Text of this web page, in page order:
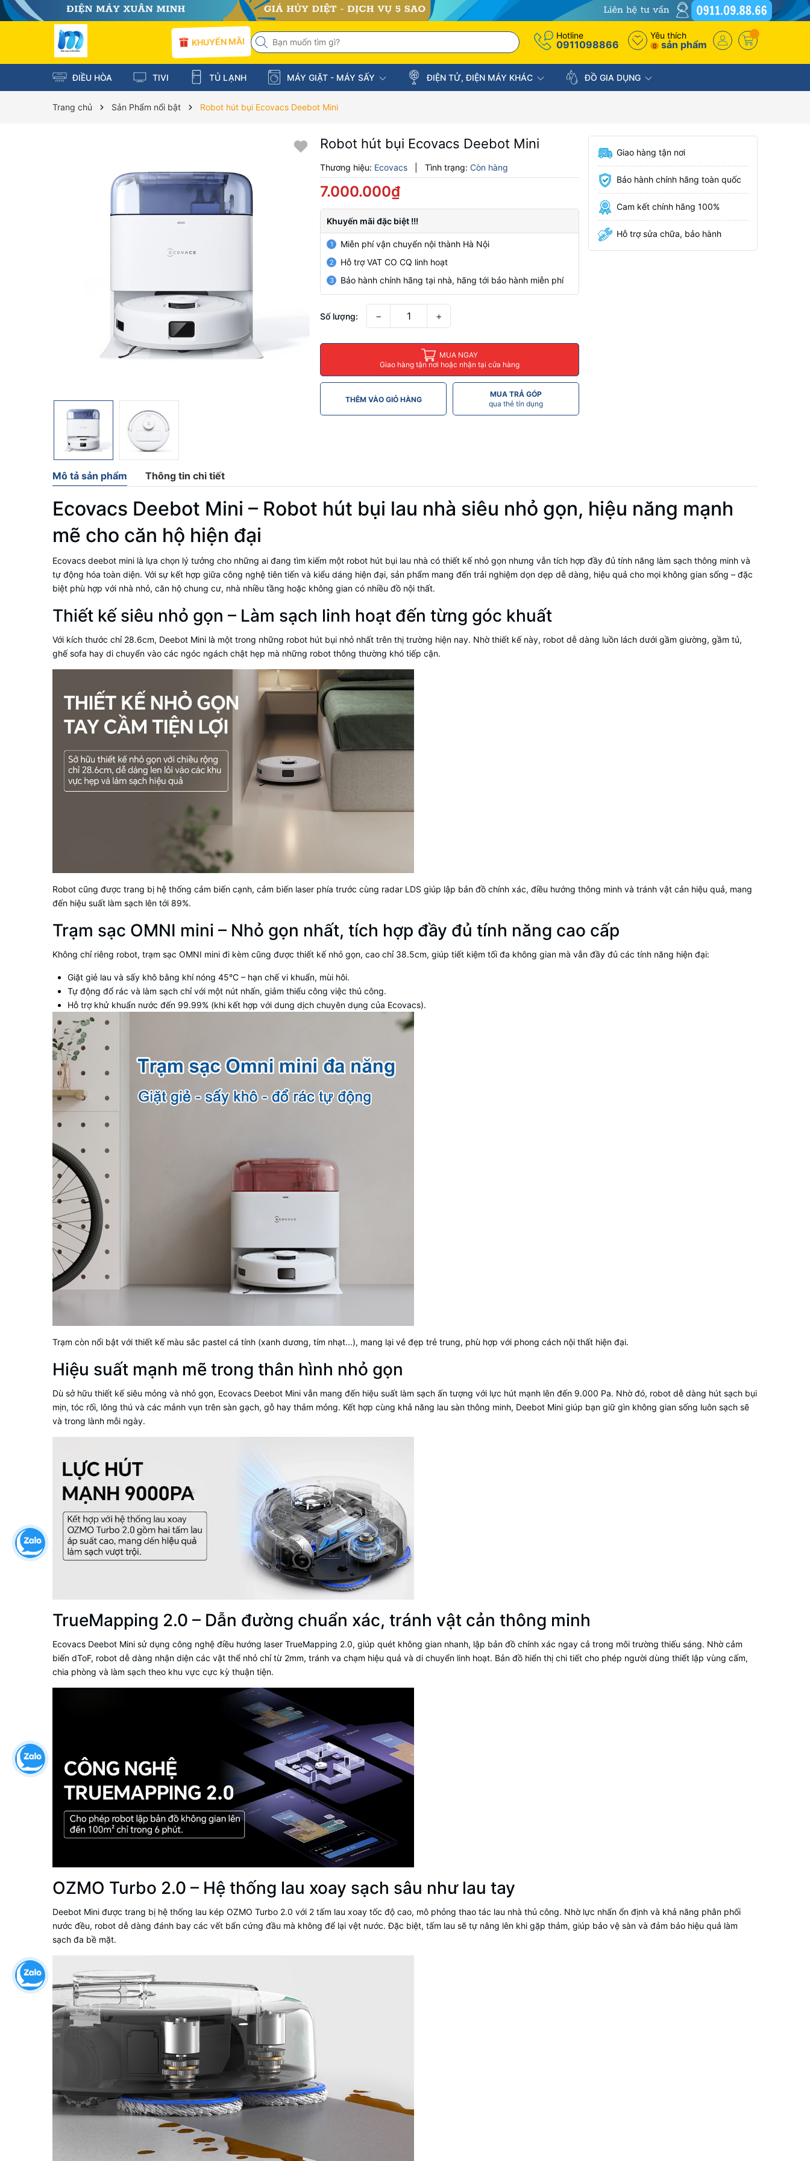
KHUYẾN MÃI
Hotline
0911098866
Yêu thích
0 sản phẩm
ĐIỀU HÒA TIVI TỦ LẠNH MÁY GIẶT - MÁY SẤY ĐIỆN TỬ, ĐIỆN MÁY KHÁC ĐỒ GIA DỤNG
Trang chủ Sản Phẩm nổi bật Robot hút bụi Ecovacs Deebot Mini
Robot hút bụi Ecovacs Deebot Mini
Thương hiệu: Ecovacs Tình trạng: Còn hàng
7.000.000₫
Khuyến mãi đặc biệt !!!
1 Miễn phí vận chuyển nội thành Hà Nội
2 Hỗ trợ VAT CO CQ linh hoạt
3 Bảo hành chính hãng tại nhà, hãng tới bảo hành miễn phí
Số lượng: − +
MUA NGAY
Giao hàng tận nơi hoặc nhận tại cửa hàng
THÊM VÀO GIỎ HÀNG
MUA TRẢ GÓP
qua thẻ tín dụng
Giao hàng tận nơi
Bảo hành chính hãng toàn quốc
Cam kết chính hãng 100%
Hỗ trợ sửa chữa, bảo hành
Mô tả sản phẩm Thông tin chi tiết
Ecovacs Deebot Mini – Robot hút bụi lau nhà siêu nhỏ gọn, hiệu năng mạnh
mẽ cho căn hộ hiện đại
Ecovacs deebot mini là lựa chọn lý tưởng cho những ai đang tìm kiếm một robot hút bụi lau nhà có thiết kế nhỏ gọn nhưng vẫn tích hợp đầy đủ tính năng làm sạch thông minh và
tự động hóa toàn diện. Với sự kết hợp giữa công nghệ tiên tiến và kiểu dáng hiện đại, sản phẩm mang đến trải nghiệm dọn dẹp dễ dàng, hiệu quả cho mọi không gian sống – đặc
biệt phù hợp với nhà nhỏ, căn hộ chung cư, nhà nhiều tầng hoặc không gian có nhiều đồ nội thất.
Thiết kế siêu nhỏ gọn – Làm sạch linh hoạt đến từng góc khuất
Với kích thước chỉ 28.6cm, Deebot Mini là một trong những robot hút bụi nhỏ nhất trên thị trường hiện nay. Nhờ thiết kế này, robot dễ dàng luồn lách dưới gầm giường, gầm tủ,
ghế sofa hay di chuyển vào các ngóc ngách chật hẹp mà những robot thông thường khó tiếp cận.
Robot cũng được trang bị hệ thống cảm biến cạnh, cảm biến laser phía trước cùng radar LDS giúp lập bản đồ chính xác, điều hướng thông minh và tránh vật cản hiệu quả, mang
đến hiệu suất làm sạch lên tới 89%.
Trạm sạc OMNI mini – Nhỏ gọn nhất, tích hợp đầy đủ tính năng cao cấp
Không chỉ riêng robot, trạm sạc OMNI mini đi kèm cũng được thiết kế nhỏ gọn, cao chỉ 38.5cm, giúp tiết kiệm tối đa không gian mà vẫn đầy đủ các tính năng hiện đại:
Giặt giẻ lau và sấy khô bằng khí nóng 45°C – hạn chế vi khuẩn, mùi hôi.
Tự động đổ rác và làm sạch chỉ với một nút nhấn, giảm thiểu công việc thủ công.
Hỗ trợ khử khuẩn nước đến 99.99% (khi kết hợp với dung dịch chuyên dụng của Ecovacs).
Trạm còn nổi bật với thiết kế màu sắc pastel cá tính (xanh dương, tím nhạt...), mang lại vẻ đẹp trẻ trung, phù hợp với phong cách nội thất hiện đại.
Hiệu suất mạnh mẽ trong thân hình nhỏ gọn
Dù sở hữu thiết kế siêu mỏng và nhỏ gọn, Ecovacs Deebot Mini vẫn mang đến hiệu suất làm sạch ấn tượng với lực hút mạnh lên đến 9.000 Pa. Nhờ đó, robot dễ dàng hút sạch bụi
mịn, tóc rối, lông thú và các mảnh vụn trên sàn gạch, gỗ hay thảm mỏng. Kết hợp cùng khả năng lau sàn thông minh, Deebot Mini giúp bạn giữ gìn không gian sống luôn sạch sẽ
và trong lành mỗi ngày.
TrueMapping 2.0 – Dẫn đường chuẩn xác, tránh vật cản thông minh
Ecovacs Deebot Mini sử dụng công nghệ điều hướng laser TrueMapping 2.0, giúp quét không gian nhanh, lập bản đồ chính xác ngay cả trong môi trường thiếu sáng. Nhờ cảm
biến dToF, robot dễ dàng nhận diện các vật thể nhỏ chỉ từ 2mm, tránh va chạm hiệu quả và di chuyển linh hoạt. Bản đồ hiển thị chi tiết cho phép người dùng thiết lập vùng cấm,
chia phòng và làm sạch theo khu vực cực kỳ thuận tiện.
OZMO Turbo 2.0 – Hệ thống lau xoay sạch sâu như lau tay
Deebot Mini được trang bị hệ thống lau kép OZMO Turbo 2.0 với 2 tấm lau xoay tốc độ cao, mô phỏng thao tác lau nhà thủ công. Nhờ lực nhấn ổn định và khả năng phân phối
nước đều, robot dễ dàng đánh bay các vết bẩn cứng đầu mà không để lại vệt nước. Đặc biệt, tấm lau sẽ tự nâng lên khi gặp thảm, giúp bảo vệ sàn và đảm bảo hiệu quả làm
sạch đa bề mặt.